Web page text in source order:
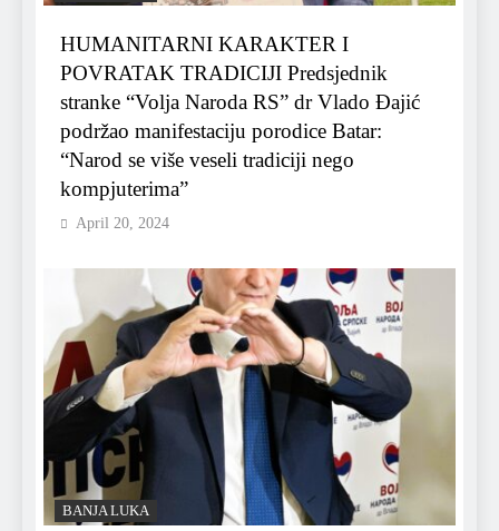
HUMANITARNI KARAKTER I
POVRATAK TRADICIJI Predsjednik
stranke “Volja Naroda RS” dr Vlado Đajić
podržao manifestaciju porodice Batar:
“Narod se više veseli tradiciji nego
kompjuterima”
April 20, 2024
BANJA LUKA